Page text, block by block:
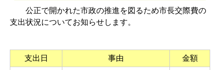
公正で開かれた市政の推進を図るため市長交際費の
支出状況についてお知らせします。
支出日 事由
金額